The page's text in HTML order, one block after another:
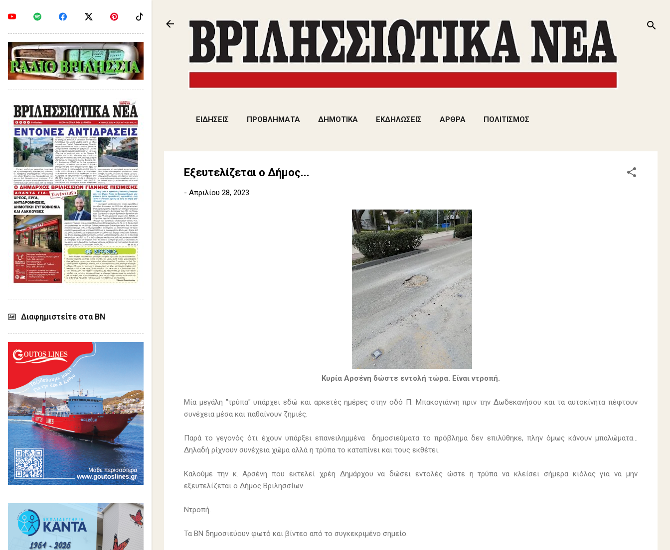
ΕΙΔΗΣΕΙΣ ΠΡΟΒΛΗΜΑΤΑ ΔΗΜΟΤΙΚΑ ΕΚΔΗΛΩΣΕΙΣ ΑΡΘΡΑ ΠΟΛΙΤΙΣΜΟΣ
Εξευτελίζεται ο Δήμος...
- Απριλίου 28, 2023
Κυρία Αρσένη δώστε εντολή τώρα. Είναι ντροπή.
Μία μεγάλη "τρύπα" υπάρχει εδώ και αρκετές ημέρες στην οδό Π. Μπακογιάννη πριν την Δωδεκανήσου και τα αυτοκίνητα πέφτουν
συνέχεια μέσα και παθαίνουν ζημιές.
Παρά το γεγονός ότι έχουν υπάρξει επανειλημμένα δημοσιεύματα το πρόβλημα δεν επιλύθηκε, πλην όμως κάνουν μπαλώματα...
Δηλαδή ρίχνουν συνέχεια χώμα αλλά η τρύπα το καταπίνει και τους εκθέτει.
Καλούμε την κ. Αρσένη που εκτελεί χρέη Δημάρχου να δώσει εντολές ώστε η τρύπα να κλείσει σήμερα κιόλας για να μην
εξευτελίζεται ο Δήμος Βριλησσίων.
Ντροπή.
Τα ΒΝ δημοσιεύουν φωτό και βίντεο από το συγκεκριμένο σημείο.
Διαφημιστείτε στα ΒΝ